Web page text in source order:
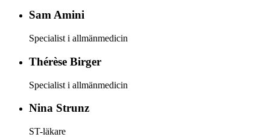
SamAmini
Specialist i allmänmedicin
Thérèse Birger
Specialist i allmänmedicin
Nina Strunz
ST-läkare